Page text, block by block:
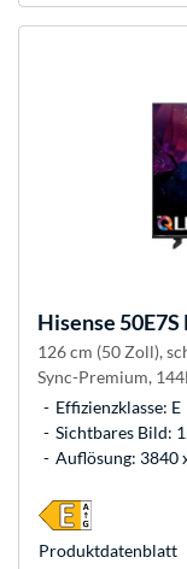
Hisense
126 cm (50 Zoll),
Sync-Premium,
Effizienzklasse: E
Sichtbares Bild:
Auflösung: 3840
Produkt­datenblatt